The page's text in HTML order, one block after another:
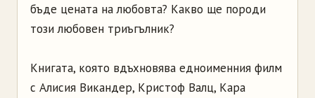
бъде цената на любовта? Какво ще породи
този любовен триъгълник?
Книгата, която вдъхновява едноименния филм
с Алисия Викандер, Кристоф Валц, Кара